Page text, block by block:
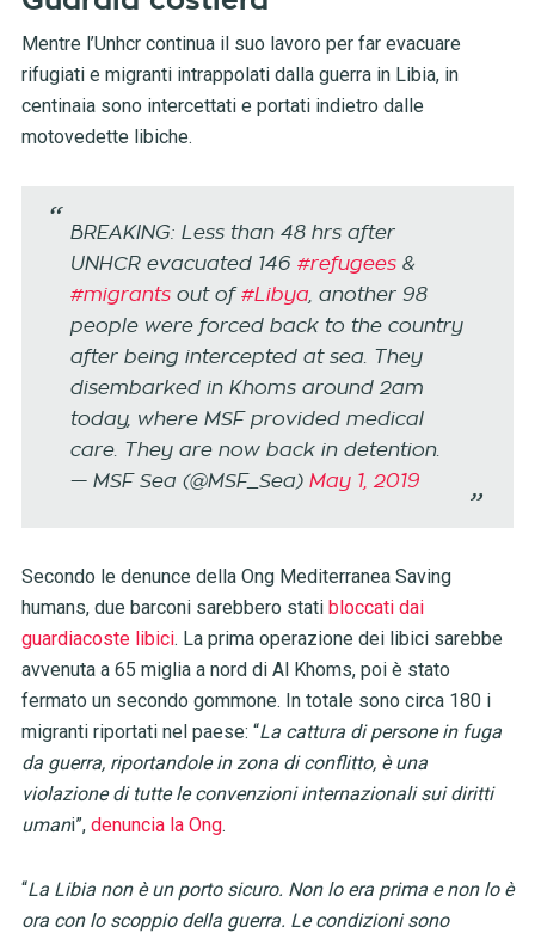
Mentre l’Unhcr continua il suo lavoro per far evacuare
rifugiati e migranti intrappolati dalla guerra in Libia, in
centinaia sono intercettati e portati indietro dalle
motovedette libiche.
BREAKING: Less than 48 hrs after
UNHCR evacuated 146 #refugees&
#migrantsout of #Libya, another 98
people were forced back to the country
after being intercepted at sea. They
disembarked in Khoms around 2am
today, where MSF provided medical
care. They are now back in detention.
— MSF Sea (@MSF_Sea) May 1, 2019
Secondo le denunce della Ong Mediterranea Saving
humans, due barconi sarebbero stati bloccati dai
guardiacoste libici. La prima operazione dei libici sarebbe
avvenuta a 65 miglia a nord di Al Khoms, poi è stato
fermato un secondo gommone. In totale sono circa 180 i
migranti riportati nel paese: “La cattura di persone in fuga
da guerra, riportandole in zona di conflitto, è una
violazione di tutte le convenzioni internazionali sui diritti
umani”, denuncia la Ong.
“La Libia non è un porto sicuro. Non lo era prima e non lo è
ora con lo scoppio della guerra. Le condizioni sono